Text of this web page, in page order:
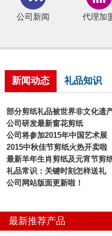
公司新闻 代理加
新闻动态 礼品知识
部分剪纸礼品被世界非文化遗
公司研发最新窗花剪纸
公司将参加2015年中国艺术展
2015中秋佳节剪纸火热开卖啦
最新羊年生肖剪纸及元宵节剪
礼品常识：关键时刻怎样送礼
公司网站版面更新啦！
最新推荐产品